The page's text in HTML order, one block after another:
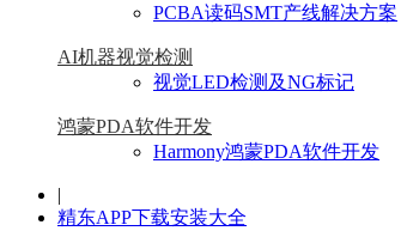
PCBA读码SMT产线解决方案
AI机器视觉检测
视觉LED检测及NG标记
鸿蒙PDA软件开发
Harmony鸿蒙PDA软件开发
|
精东APP下载安装大全